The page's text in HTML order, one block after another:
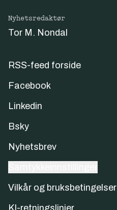
Nyhetsredaktør
Tor M. Nondal
RSS-feed forside
Facebook
Linkedin
Bsky
Nyhetsbrev
Vilkår og bruksbetingelser
KI-retningslinjer